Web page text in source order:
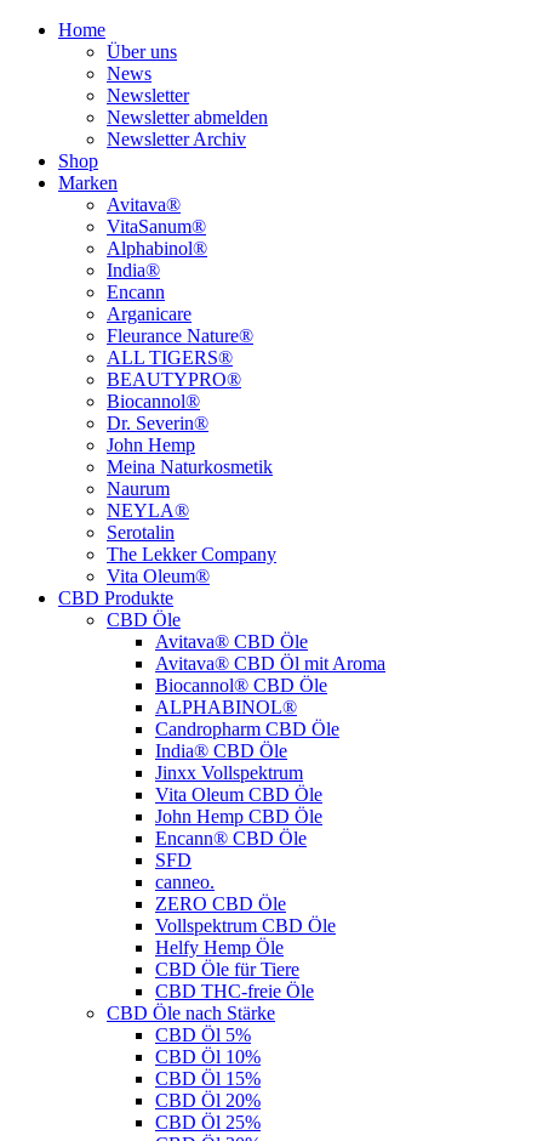
Home
Über uns
News
Newsletter
Newsletter abmelden
Newsletter Archiv
Shop
Marken
Avitava®
VitaSanum®
Alphabinol®
India®
Encann
Arganicare
Fleurance Nature®
ALL TIGERS®
BEAUTYPRO®
Biocannol®
Dr. Severin®
John Hemp
Meina Naturkosmetik
Naurum
NEYLA®
Serotalin
The Lekker Company
Vita Oleum®
CBD Produkte
CBD Öle
Avitava® CBD Öle
Avitava® CBD Öl mit Aroma
Biocannol® CBD Öle
ALPHABINOL®
Candropharm CBD Öle
India® CBD Öle
Jinxx Vollspektrum
Vita Oleum CBD Öle
John Hemp CBD Öle
Encann® CBD Öle
SFD
canneo.
ZERO CBD Öle
Vollspektrum CBD Öle
Helfy Hemp Öle
CBD Öle für Tiere
CBD THC-freie Öle
CBD Öle nach Stärke
CBD Öl 5%
CBD Öl 10%
CBD Öl 15%
CBD Öl 20%
CBD Öl 25%